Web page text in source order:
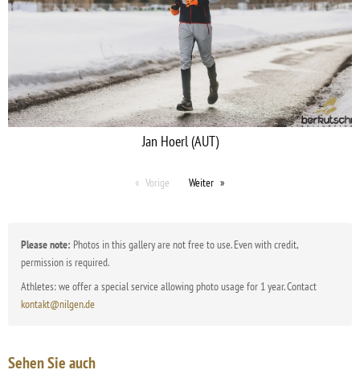
Jan Hoerl (AUT)
Vorige Weiter
Please note: Photos in this gallery are not free to use. Even with credit,
permission is required.
Athletes: we offer a special service allowing photo usage for 1 year. Contact
kontakt@nilgen.de
Sehen Sie auch